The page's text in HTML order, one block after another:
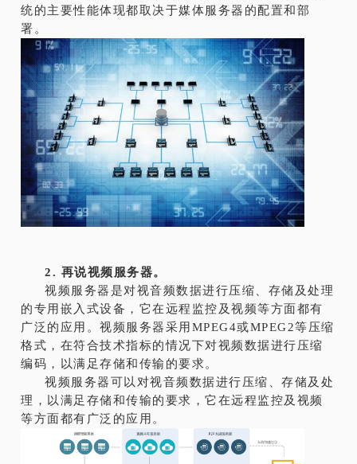
统的主要性能体现都取决于媒体服务器的配置和部
署。
2. 再说视频服务器。
视频服务器是对视音频数据进行压缩、存储及处理
的专用嵌入式设备，它在远程监控及视频等方面都有
广泛的应用。视频服务器采用MPEG4或MPEG2等压缩
格式，在符合技术指标的情况下对视频数据进行压缩
编码，以满足存储和传输的要求。
视频服务器可以对视音频数据进行压缩、存储及处
理，以满足存储和传输的要求，它在远程监控及视频
等方面都有广泛的应用。